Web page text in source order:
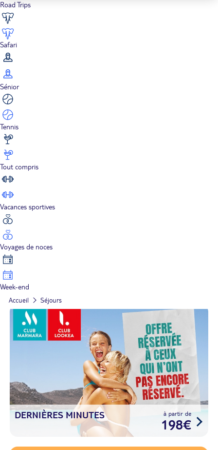
Road Trips
Safari
Sénior
Tennis
Tout compris
Vacances sportives
Voyages de noces
Week-end
Accueil Séjours
DERNIÈRES MINUTES à partir de
198€